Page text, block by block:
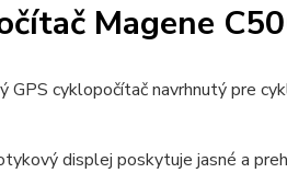
Magene
GPS cyklopočítač navrhnutý pre
displej poskytuje jasné a